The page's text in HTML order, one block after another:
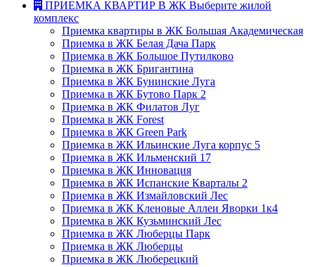
ПРИЕМКА КВАРТИР В ЖК Выберите жилой
комплекс
Приемка квартиры в ЖК Большая Академическая
Приемка в ЖК Белая Дача Парк
Приемка в ЖК Большое Путилково
Приемка в ЖК Бригантина
Приемка в ЖК Бунинские Луга
Приемка в ЖК Бутово Парк 2
Приемка в ЖК Филатов Луг
Приемка в ЖК Forest
Приемка в ЖК Green Park
Приемка в ЖК Ильинские Луга корпус 5
Приемка в ЖК Ильменский 17
Приемка в ЖК Инновация
Приемка в ЖК Испанские Кварталы 2
Приемка в ЖК Измайловский Лес
Приемка в ЖК Кленовые Аллеи Яворки 1к4
Приемка в ЖК Кузьминский Лес
Приемка в ЖК Люберцы Парк
Приемка в ЖК Люберцы
Приемка в ЖК Люберецкий